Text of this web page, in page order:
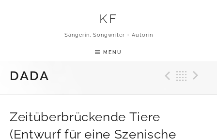
KF
Sängerin, Songwriter + Autorin
MENU
DADA
Zeitüberbrückende Tiere
(Entwurf für eine Szenische